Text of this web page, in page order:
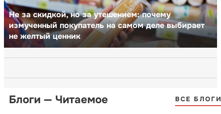
Не за скидкой, но за утешением: почему
измученный покупатель на самом деле выбирает
не желтый ценник
Блоги — Читаемое ВСЕ